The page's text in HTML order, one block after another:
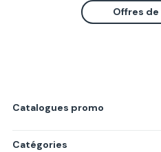
Offres
Catalogues promo
Catégories